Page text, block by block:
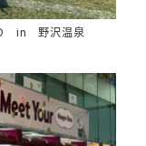
in 野沢温泉